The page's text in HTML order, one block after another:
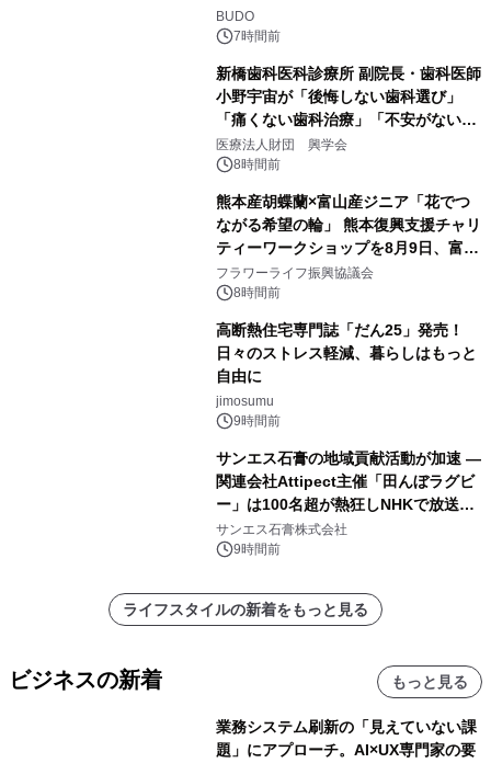
BUDO
7時間前
新橋歯科医科診療所 副院長・歯科医師
小野宇宙が「後悔しない歯科選び」
「痛くない歯科治療」「不安がない治
療計画」をテーマに専門監修
医療法人財団 興学会
8時間前
熊本産胡蝶蘭×富山産ジニア「花でつ
ながる希望の輪」 熊本復興支援チャリ
ティーワークショップを8月9日、富
山・射水で開催
フラワーライフ振興協議会
8時間前
高断熱住宅専門誌「だん25」発売！
日々のストレス軽減、暮らしはもっと
自由に
jimosumu
9時間前
サンエス石膏の地域貢献活動が加速 ―
関連会社Attipect主催「田んぼラグビ
ー」は100名超が熱狂しNHKで放送さ
れました。
サンエス石膏株式会社
9時間前
ライフスタイルの新着をもっと見る
ビジネスの新着 もっと見る
業務システム刷新の「見えていない課
題」にアプローチ。AI×UX専門家の要